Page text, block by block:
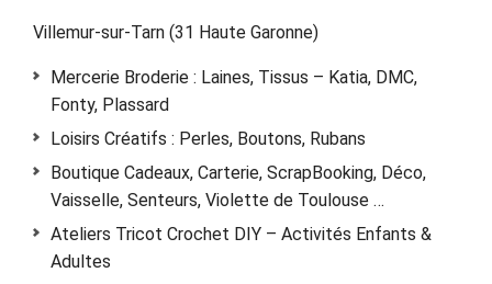
Villemur-sur-Tarn (31 Haute Garonne)
Mercerie Broderie : Laines, Tissus – Katia, DMC,
Fonty, Plassard
Loisirs Créatifs : Perles, Boutons, Rubans
Boutique Cadeaux, Carterie, ScrapBooking, Déco,
Vaisselle, Senteurs, Violette de Toulouse …
Ateliers Tricot Crochet DIY – Activités Enfants &
Adultes